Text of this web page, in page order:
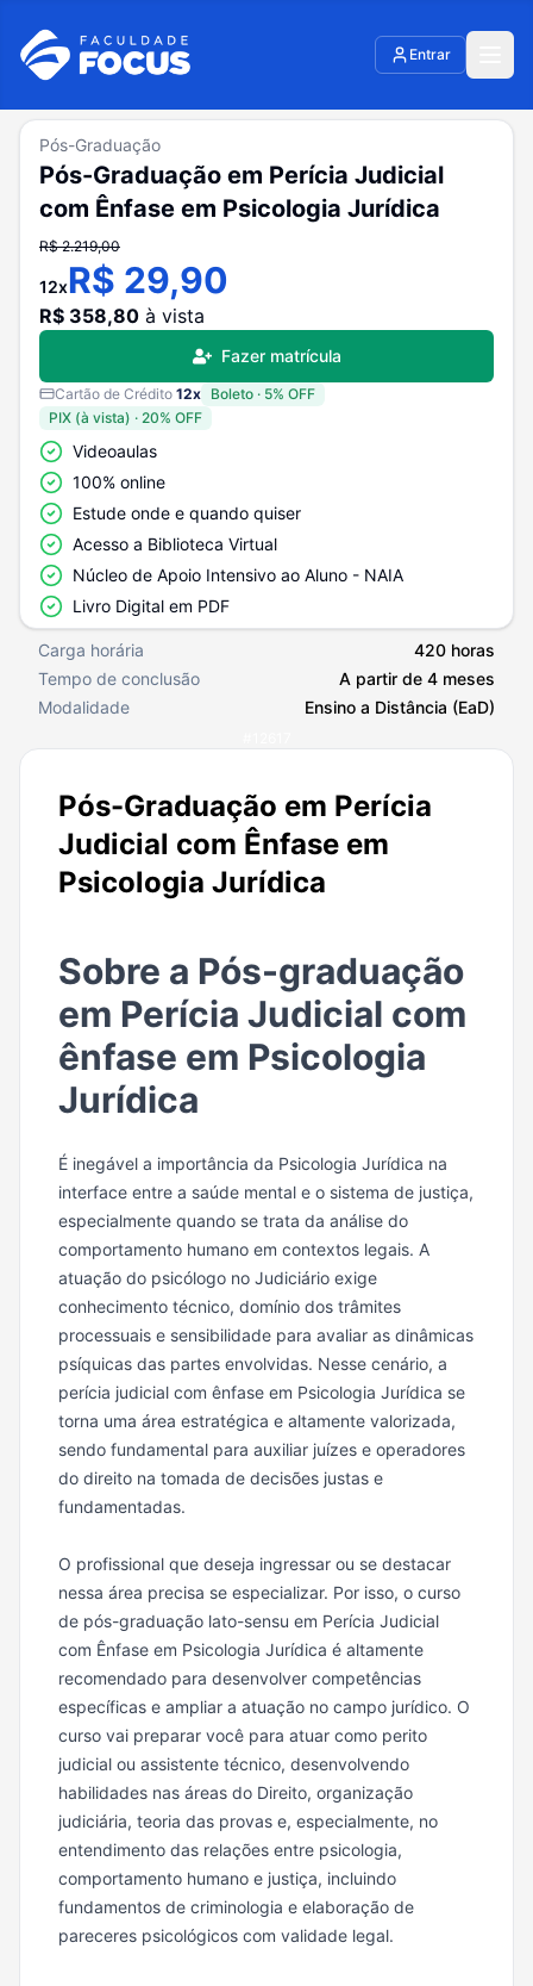
Entrar
Pós-Graduação em Perícia
Judicial com Ênfase em
Psicologia Jurídica
Sobre a Pós-graduação
em Perícia Judicial com
ênfase em Psicologia
Jurídica
É inegável a importância da Psicologia Jurídica na
interface entre a saúde mental e o sistema de justiça,
especialmente quando se trata da análise do
comportamento humano em contextos legais. A
atuação do psicólogo no Judiciário exige
conhecimento técnico, domínio dos trâmites
processuais e sensibilidade para avaliar as dinâmicas
psíquicas das partes envolvidas. Nesse cenário, a
perícia judicial com ênfase em Psicologia Jurídica se
torna uma área estratégica e altamente valorizada,
sendo fundamental para auxiliar juízes e operadores
do direito na tomada de decisões justas e
fundamentadas.
O profissional que deseja ingressar ou se destacar
nessa área precisa se especializar. Por isso, o curso
de pós-graduação lato-sensu em Perícia Judicial
com Ênfase em Psicologia Jurídica é altamente
recomendado para desenvolver competências
específicas e ampliar a atuação no campo jurídico. O
curso vai preparar você para atuar como perito
judicial ou assistente técnico, desenvolvendo
habilidades nas áreas do Direito, organização
judiciária, teoria das provas e, especialmente, no
entendimento das relações entre psicologia,
comportamento humano e justiça, incluindo
fundamentos de criminologia e elaboração de
pareceres psicológicos com validade legal.
Pós-Graduação
Pós-Graduação em Perícia Judicial
com Ênfase em Psicologia Jurídica
R$2.219,00
12xR$ 29,90
R$ 358,80 à vista
Fazer matrícula
Cartão de Crédito 12x Boleto · 5% OFF
PIX (à vista) · 20% OFF
Videoaulas
100% online
Estude onde e quando quiser
Acesso a Biblioteca Virtual
Núcleo de Apoio Intensivo ao Aluno - NAIA
Livro Digital em PDF
Carga horária
420 horas
Tempo de conclusão
A partir de 4 meses
Modalidade
Ensino a Distância (EaD)